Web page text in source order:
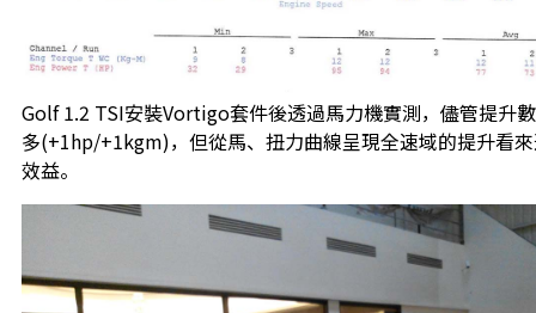
Golf 1.2 TSI安裝Vortigo套件後透過馬力機實測，儘管提升
多(+1hp/+1kgm)，但從馬、扭力曲線呈現全速域的提升看
效益。